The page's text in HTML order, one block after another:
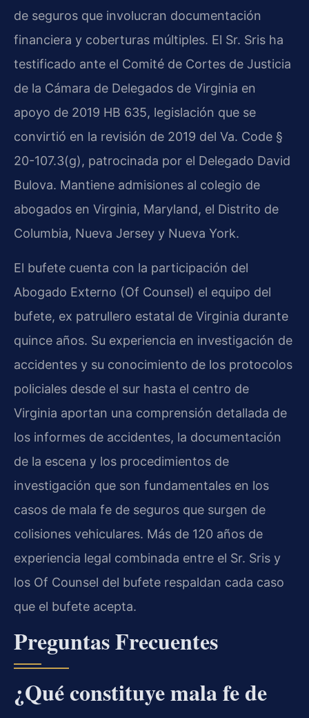
de seguros que involucran documentación
financiera y coberturas múltiples. El Sr. Sris ha
testificado ante el Comité de Cortes de Justicia
de la Cámara de Delegados de Virginia en
apoyo de 2019 HB 635, legislación que se
convirtió en la revisión de 2019 del Va. Code §
20-107.3(g), patrocinada por el Delegado David
Bulova. Mantiene admisiones al colegio de
abogados en Virginia, Maryland, el Distrito de
Columbia, Nueva Jersey y Nueva York.
El bufete cuenta con la participación del
Abogado Externo (Of Counsel) el equipo del
bufete, ex patrullero estatal de Virginia durante
quince años. Su experiencia en investigación de
accidentes y su conocimiento de los protocolos
policiales desde el sur hasta el centro de
Virginia aportan una comprensión detallada de
los informes de accidentes, la documentación
de la escena y los procedimientos de
investigación que son fundamentales en los
casos de mala fe de seguros que surgen de
colisiones vehiculares. Más de 120 años de
experiencia legal combinada entre el Sr. Sris y
los Of Counsel del bufete respaldan cada caso
que el bufete acepta.
Preguntas Frecuentes
¿Qué constituye mala fe de